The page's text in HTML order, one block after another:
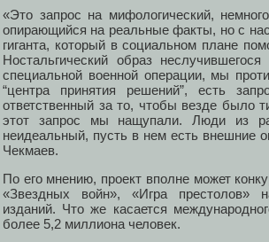
«Это запрос на мифологический,
опирающийся на реальные факты, но с
гиганта, который в социальном плане
Ностальгический образ
специальной военной операции, мы
“центра принятия решений”, есть
ответственный за то, чтобы везде было
этот запрос мы нащупали. Люди из
неидеальный, пусть в нем есть внешние
Чекмаев.
По его мнению, проект вполне может
«Звездных войн», «Игра престолов»
изданий. Что же касается
более 5,2 миллиона человек.